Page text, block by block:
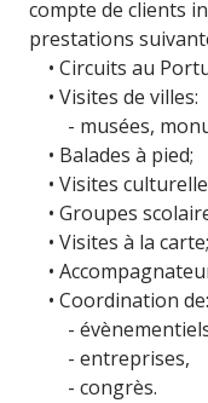
compte de clients
prestations
• Circuits au
• Visites de villes:
- musées,
• Balades à pied;
• Visites
• Groupes
• Visites à la carte;
•
• Coordination de:
-
- entreprises,
- congrès.